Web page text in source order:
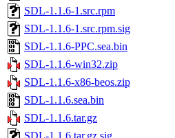
SDL-1.1.6-1.src.rpm
SDL-1.1.6-1.src.rpm.sig
SDL-1.1.6-PPC.sea.bin
SDL-1.1.6-win32.zip
SDL-1.1.6-x86-beos.zip
SDL-1.1.6.sea.bin
SDL-1.1.6.tar.gz